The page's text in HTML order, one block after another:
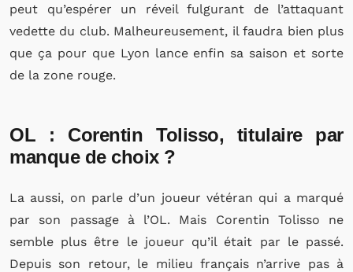
peut qu’espérer un réveil fulgurant de l’attaquant
vedette du club. Malheureusement, il faudra bien plus
que ça pour que Lyon lance enfin sa saison et sorte
de la zone rouge.
OL : Corentin Tolisso, titulaire par
manque de choix ?
La aussi, on parle d’un joueur vétéran qui a marqué
par son passage à l’OL. Mais Corentin Tolisso ne
semble plus être le joueur qu’il était par le passé.
Depuis son retour, le milieu français n’arrive pas à